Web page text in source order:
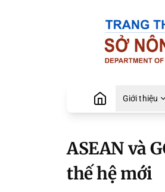
Giới thiệu
ASEAN và
thế hệ mới